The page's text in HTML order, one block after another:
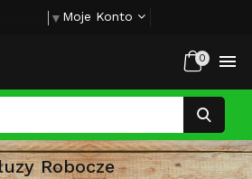
▼ Moje Konto
0 
Robocze